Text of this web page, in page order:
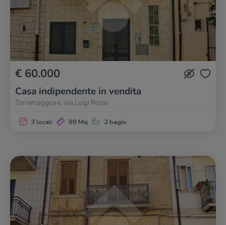
€ 60.000
Casa indipendente in vendita
Torremaggiore, Via Luigi Rossi
3 locali 99 Mq 2 bagni